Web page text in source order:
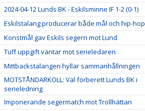
2024-04-12 Lunds BK - Eskilsminne IF 1-2 (0-1)
Eskilstalang producerar både mål och hip-hop
Konstmål gav Eskils segern mot Lund
Tuff uppgift väntar mot serieledaren
Mittbackstalangen hyllar sammanhållningen
MOTSTÅNDARKOLL: Väl förberett Lunds BK i
serieledning
Imponerande segermatch mot Trollhättan